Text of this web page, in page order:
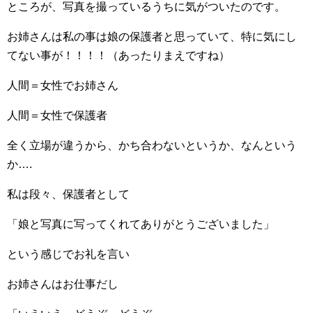
ところが、写真を撮っているうちに気がついたのです。
お姉さんは私の事は娘の保護者と思っていて、特に気にし
てない事が！！！！（あったりまえですね）
人間＝女性でお姉さん
人間＝女性で保護者
全く立場が違うから、かち合わないというか、なんという
か….
私は段々、保護者として
「娘と写真に写ってくれてありがとうございました」
という感じでお礼を言い
お姉さんはお仕事だし